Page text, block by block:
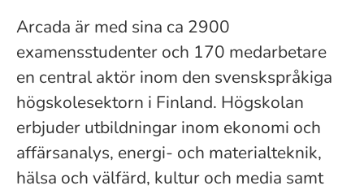
Arcada är med sina ca 2900
examensstudenter och 170 medarbetare
en central aktör inom den svenskspråkiga
högskolesektorn i Finland. Högskolan
erbjuder utbildningar inom ekonomi och
affärsanalys, energi- och materialteknik,
hälsa och välfärd, kultur och media samt